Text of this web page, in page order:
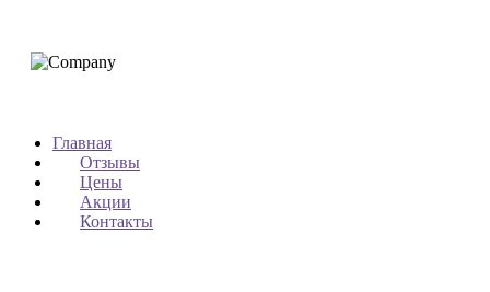
Главная
Отзывы
Цены
Акции
Контакты